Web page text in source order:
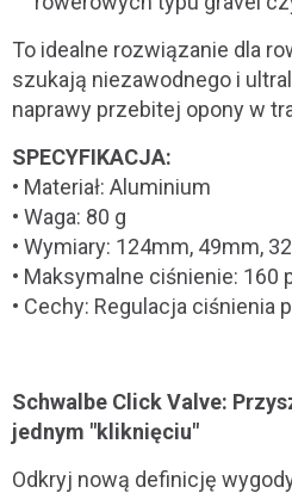
To idealne rozwiązanie dla
szukają niezawodnego i
naprawy przebitej opony w
SPECYFIKACJA:
• Materiał: Aluminium
• Waga: 80 g
• Wymiary: 124mm, 49mm,
• Maksymalne ciśnienie: 160
• Cechy: Regulacja ciśnienia
Schwalbe Click Valve:
jednym "kliknięciu"
Odkryj nową definicję